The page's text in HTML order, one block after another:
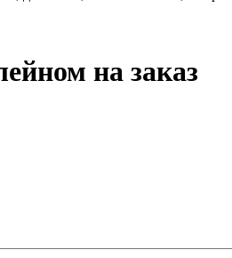
на заказ